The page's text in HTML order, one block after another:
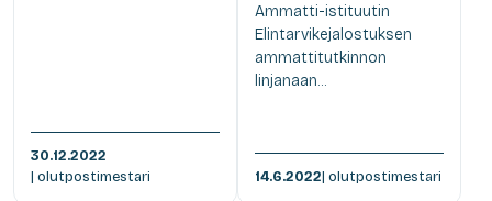
30.12.2022
| olutpostimestari
Ammatti-istituutin
Elintarvikejalostuksen
ammattitutkinnon
linjanaan...
14.6.2022| olutpostimestari